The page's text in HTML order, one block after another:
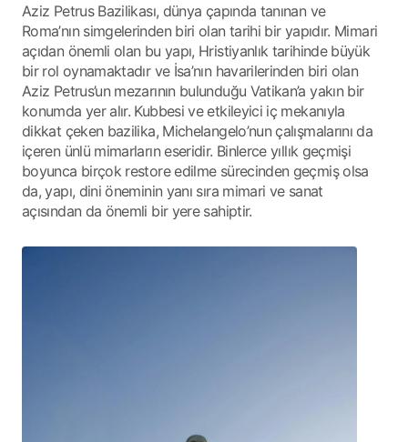
Aziz Petrus Bazilikası, dünya çapında tanınan ve
Roma’nın simgelerinden biri olan tarihi bir yapıdır. Mimari
açıdan önemli olan bu yapı, Hristiyanlık tarihinde büyük
bir rol oynamaktadır ve İsa’nın havarilerinden biri olan
Aziz Petrus’un mezarının bulunduğu Vatikan’a yakın bir
konumda yer alır. Kubbesi ve etkileyici iç mekanıyla
dikkat çeken bazilika, Michelangelo’nun çalışmalarını da
içeren ünlü mimarların eseridir. Binlerce yıllık geçmişi
boyunca birçok restore edilme sürecinden geçmiş olsa
da, yapı, dini öneminin yanı sıra mimari ve sanat
açısından da önemli bir yere sahiptir.